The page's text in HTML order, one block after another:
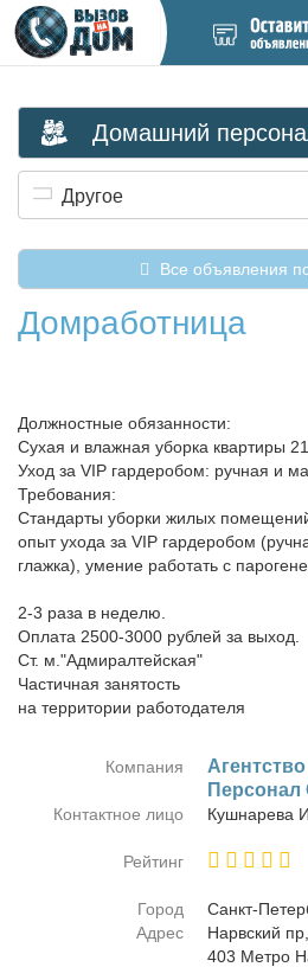
новое
Домашний
Другое
Все объявления
Домработница
Должностные обязанности:
Сухая и влажная уборка квартиры
Уход за VIP гардеробом: ручная и
Требования:
Стандарты уборки жилых
опыт ухода за VIP гардеробом
глажка), умение работать с
2-3 раза в неделю.
Оплата 2500-3000 рублей за выход.
Ст. м."Адмиралтейская"
Частичная занятость
на территории работодателя
Компания
Контактное лицо Куш­на­ре­ва
Рейтинг
Город
Санкт-
Адрес
Нарв­ский
403 Мет­ро